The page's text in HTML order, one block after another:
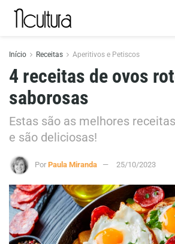
Início Receitas Aperitivos e Petiscos
4 receitas de ovos
saborosas
Estas são as melhores
e são deliciosas!
Por Paula Miranda 25/10/2023